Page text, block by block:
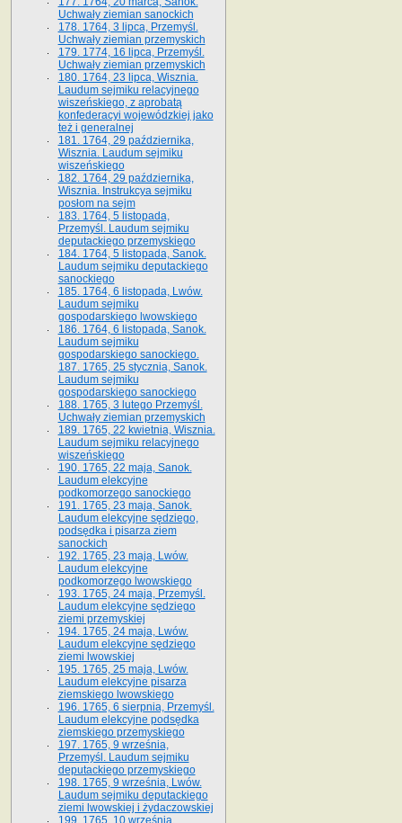
Uchwały ziemian sanockich
178. 1764, 3 lipca, Przemyśl.
Uchwały ziemian przemyskich
179. 1774, 16 lipca, Przemyśl.
Uchwały ziemian przemyskich
180. 1764, 23 lipca, Wisznia.
Laudum sejmiku relacyjnego
wiszeńskiego, z aprobatą
konfederacyi wojewódzkiej jako
też i generalnej
181. 1764, 29 października,
Wisznia. Laudum sejmiku
wiszeńskiego
182. 1764, 29 października,
Wisznia. Instrukcya sejmiku
posłom na sejm
183. 1764, 5 listopada,
Przemyśl. Laudum sejmiku
deputackiego przemyskiego
184. 1764, 5 listopada, Sanok.
Laudum sejmiku deputackiego
sanockiego
185. 1764, 6 listopada, Lwów.
Laudum sejmiku
gospodarskiego lwowskiego
186. 1764, 6 listopada, Sanok.
Laudum sejmiku
gospodarskiego sanockiego.
187. 1765, 25 stycznia, Sanok.
Laudum sejmiku
gospodarskiego sanockiego
188. 1765, 3 lutego Przemyśl.
Uchwały ziemian przemyskich
189. 1765, 22 kwietnia, Wisznia.
Laudum sejmiku relacyjnego
wiszeńskiego
190. 1765, 22 maja, Sanok.
Laudum elekcyjne
podkomorzego sanockiego
191. 1765, 23 maja, Sanok.
Laudum elekcyjne sędziego,
podsędka i pisarza ziem
sanockich
192. 1765, 23 maja, Lwów.
Laudum elekcyjne
podkomorzego lwowskiego
193. 1765, 24 maja, Przemyśl.
Laudum elekcyjne sędziego
ziemi przemyskiej
194. 1765, 24 maja, Lwów.
Laudum elekcyjne sędziego
ziemi lwowskiej
195. 1765, 25 maja, Lwów.
Laudum elekcyjne pisarza
ziemskiego lwowskiego
196. 1765, 6 sierpnia, Przemyśl.
Laudum elekcyjne podsędka
ziemskiego przemyskiego
197. 1765, 9 września,
Przemyśl. Laudum sejmiku
deputackiego przemyskiego
198. 1765, 9 września, Lwów.
Laudum sejmiku deputackiego
ziemi lwowskiej i żydaczowskiej
199. 1765, 10 września,